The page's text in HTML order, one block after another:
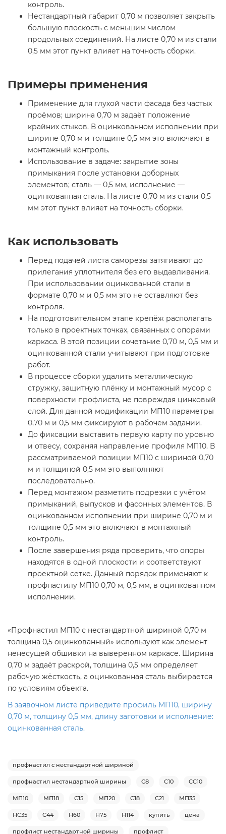
контроль.
Нестандартный габарит 0,70 м позволяет закрыть
большую плоскость с меньшим числом
продольных соединений. На листе 0,70 м из стали
0,5 мм этот пункт влияет на точность сборки.
Примеры применения
Применение для глухой части фасада без частых
проёмов; ширина 0,70 м задаёт положение
крайних стыков. В оцинкованном исполнении при
ширине 0,70 м и толщине 0,5 мм это включают в
монтажный контроль.
Использование в задаче: закрытие зоны
примыкания после установки доборных
элементов; сталь — 0,5 мм, исполнение —
оцинкованная сталь. На листе 0,70 м из стали 0,5
мм этот пункт влияет на точность сборки.
Как использовать
Перед подачей листа саморезы затягивают до
прилегания уплотнителя без его выдавливания.
При использовании оцинкованной стали в
формате 0,70 м и 0,5 мм это не оставляют без
контроля.
На подготовительном этапе крепёж располагать
только в проектных точках, связанных с опорами
каркаса. В этой позиции сочетание 0,70 м, 0,5 мм и
оцинкованной стали учитывают при подготовке
работ.
В процессе сборки удалить металлическую
стружку, защитную плёнку и монтажный мусор с
поверхности профлиста, не повреждая цинковый
слой. Для данной модификации МП10 параметры
0,70 м и 0,5 мм фиксируют в рабочем задании.
До фиксации выставить первую карту по уровню
и отвесу, сохраняя направление профиля МП10. В
рассматриваемой позиции МП10 с шириной 0,70
м и толщиной 0,5 мм это выполняют
последовательно.
Перед монтажом разметить подрезки с учётом
примыканий, выпусков и фасонных элементов. В
оцинкованном исполнении при ширине 0,70 м и
толщине 0,5 мм это включают в монтажный
контроль.
После завершения ряда проверить, что опоры
находятся в одной плоскости и соответствуют
проектной сетке. Данный порядок применяют к
профнастилу МП10 0,70 м, 0,5 мм, в оцинкованном
исполнении.
«Профнастил МП10 с нестандартной шириной 0,70 м
толщина 0,5 оцинкованный» используют как элемент
ненесущей обшивки на выверенном каркасе. Ширина
0,70 м задаёт раскрой, толщина 0,5 мм определяет
рабочую жёсткость, а оцинкованная сталь выбирается
по условиям объекта.
В заявочном листе приведите профиль МП10, ширину
0,70 м, толщину 0,5 мм, длину заготовки и исполнение:
оцинкованная сталь.
профнастил с нестандартной шириной
профнастил нестандартной ширины С8 С10 СС10
МП10 МП18 С15 МП20 С18 С21 МП35
НС35 С44 Н60 Н75 Н114 купить цена
профлист нестандартной ширины профлист